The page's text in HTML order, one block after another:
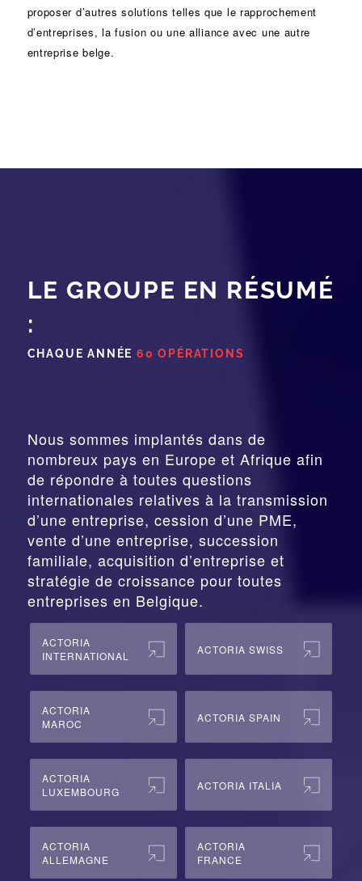
proposer d’autres solutions telles que le rapprochement
d’entreprises, lafusion ou unealliance avec une autre
entreprise belge.
LE GROUPE EN RÉSUMÉ
:
CHAQUE ANNÉE 60 OPÉRATIONS
Nous sommes implantés dans de
nombreux pays en Europe et Afrique afin
de répondre à toutes questions
internationales relatives à la transmission
d’une entreprise, cession d’une PME,
vente d’une entreprise, succession
familiale, acquisition d’entreprise et
stratégie de croissance pour toutes
entreprises en Belgique.
ACTORIA
INTERNATIONAL
ACTORIA SWISS
ACTORIA
MAROC
ACTORIA SPAIN
ACTORIA
LUXEMBOURG
ACTORIA ITALIA
ACTORIA
ALLEMAGNE
ACTORIA
FRANCE